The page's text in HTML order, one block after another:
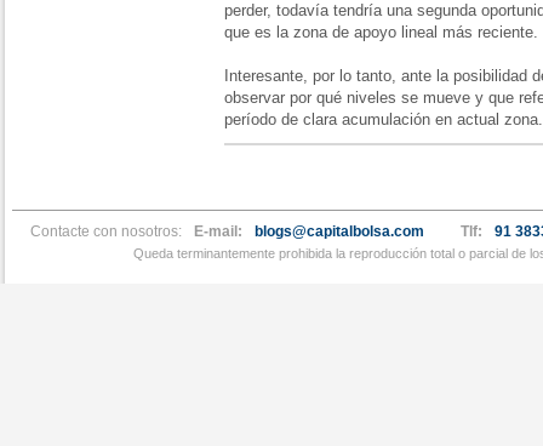
perder, todavía tendría una segunda
que es la zona de apoyo lineal más reciente.
Interesante, por lo tanto, ante la posibilidad
observar por qué niveles se mueve y que
período de clara acumulación en actual zona.
Contacte con nosotros: E-mail: blogs@capitalbolsa.com Tlf: 91
Queda terminantemente prohibida la reproducción total o parcial de